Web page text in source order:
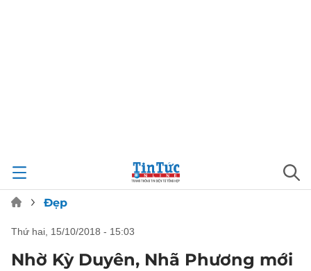
Đẹp
thứ hai, 15/10/2018 - 15:03
Nhờ Kỳ Duyên, Nhã Phương mới